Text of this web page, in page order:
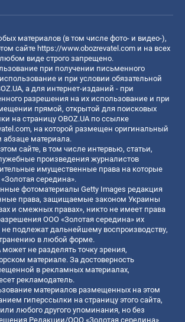
материалов (в том числе фото- и видео-),
сайте https://www.obozrevatel.com и на всех
виде строго запрещено.
при получении письменного
и при условии обязательной
а для интернет-изданий - при
разрешения на их использование и при
прямой, открытой для поисковых
на страницу OBOZ.UA по ссылке
, на которой размещен оригинальный
материала.
сайте, в том числе интервью, статьи,
произведения журналистов
имущественные права на которые
середина».
фотоматериалы Getty Images редакция
права, защищаемые законом Украины
и смежных правах», никто не имеет права
ООО «Золотая середина» их
не подлежат дальнейшему воспроизводству,
в любой форме.
может не разделять точку зрения,
материале. За достоверность
в рекламных материалах,
рекламодатель.
материалов размещенных на этом
гиперссылки на страницу этого сайта,
или любого другого упоминания, но без
Редакции/ООО «Золотая середина»